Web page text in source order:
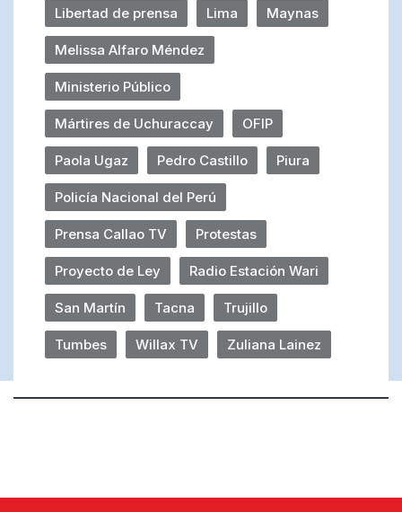
Libertad de prensa Lima Maynas
Melissa Alfaro Méndez
Ministerio Público
Mártires de Uchuraccay OFIP
Paola Ugaz Pedro Castillo Piura
Policía Nacional del Perú
Prensa Callao TV Protestas
Proyecto de Ley Radio Estación Wari
San Martín Tacna Trujillo
Tumbes Willax TV Zuliana Lainez